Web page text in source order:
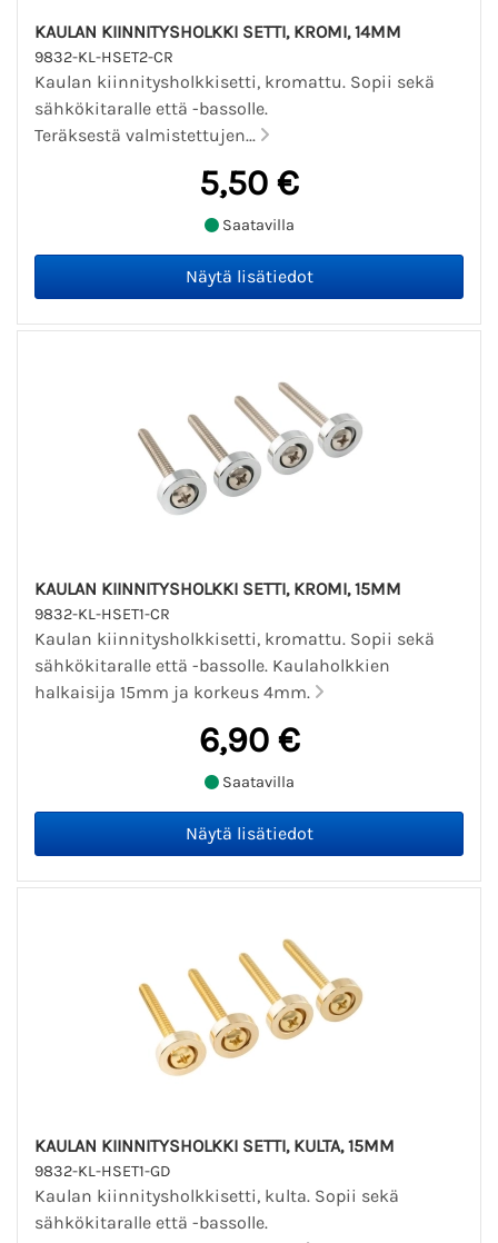
KAULAN KIINNITYSHOLKKI SETTI, KROMI, 14MM
9832-KL-HSET2-CR
Kaulan kiinnitysholkkisetti, kromattu. Sopii sekä
sähkökitaralle että -bassolle.
Teräksestä valmistettujen...
5,50 €
Saatavilla
KAULAN KIINNITYSHOLKKI SETTI, KROMI, 15MM
9832-KL-HSET1-CR
Kaulan kiinnitysholkkisetti, kromattu. Sopii sekä
sähkökitaralle että -bassolle. Kaulaholkkien
halkaisija 15mm ja korkeus 4mm.
6,90 €
Saatavilla
KAULAN KIINNITYSHOLKKI SETTI, KULTA, 15MM
9832-KL-HSET1-GD
Kaulan kiinnitysholkkisetti, kulta. Sopii sekä
sähkökitaralle että -bassolle.